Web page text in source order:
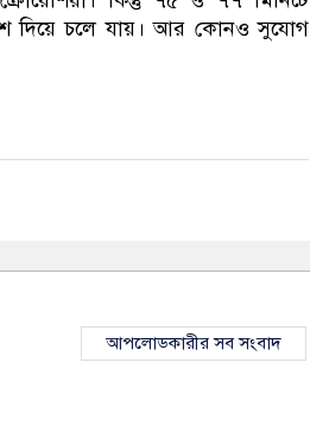
দিয়ে চলে যায়। আর কোনও সুযোগ
আপলোডকারীর সব সংবাদ